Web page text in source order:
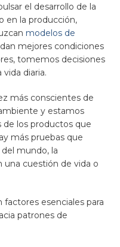
el desarrollo de la
en la producción,
modelos de
mejores condiciones
tomemos decisiones
diaria.
más conscientes de
y estamos
de los productos que
más pruebas que
mundo, la
una cuestión de vida o
esenciales para
patrones de